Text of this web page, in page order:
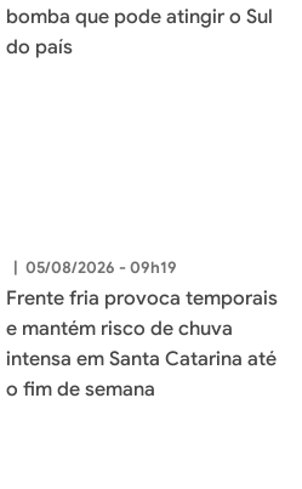
bomba que pode atingir o Sul
do país
| 05/08/2026 - 09h19
Frente fria provoca temporais
e mantém risco de chuva
intensa em Santa Catarina até
o fim de semana